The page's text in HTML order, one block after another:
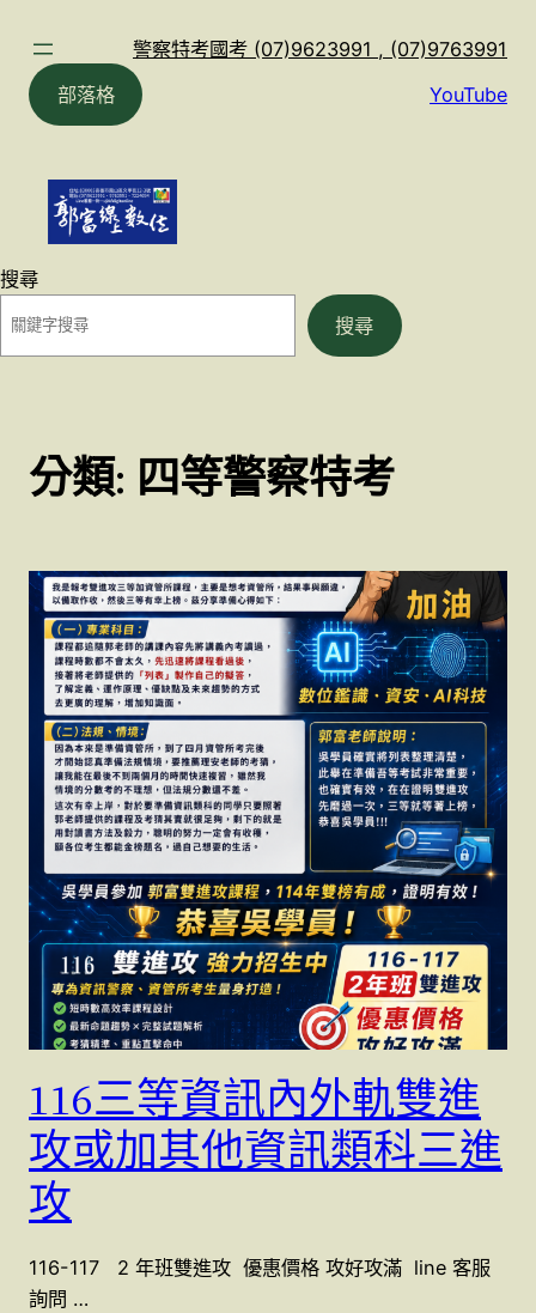
警察特考國考 (07)9623991 , (07)9763991
部落格
YouTube
搜尋
搜尋
分類: 四等警察特考
116三等資訊內外軌雙進
攻或加其他資訊類科三進
攻
116-117 2 年班雙進攻 優惠價格 攻好攻滿 line 客服
詢問 …